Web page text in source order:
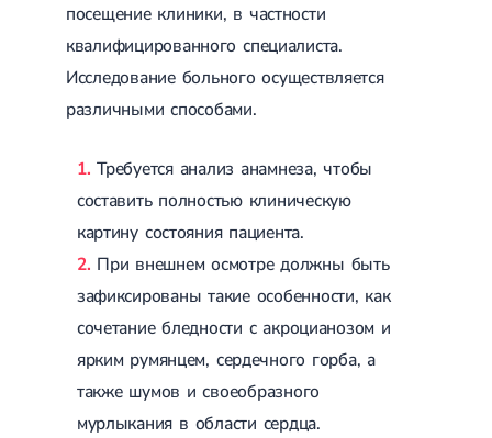
Гипоталамический синдром
Гирсутизм
Киста щитовидной железы
Метаболический синдром
Ожирение
Физиотерапия
Ударно-волновая терапия
Магнитотерапия
Реабилитация
Реабилитация после перелома
Реабилитация после вывиха
Реабилитация после эндопротезирования
Реабилитация после артроскопии
Лечебная физкультура
Дерматология
Массаж
посещение клиники, в частности
квалифицированного специалиста.
Исследование больного осуществляется
различными способами.
Требуется анализ анамнеза, чтобы
составить полностью клиническую
картину состояния пациента.
При внешнем осмотре должны быть
зафиксированы такие особенности, как
сочетание бледности с акроцианозом и
ярким румянцем, сердечного горба, а
также шумов и своеобразного
мурлыкания в области сердца.